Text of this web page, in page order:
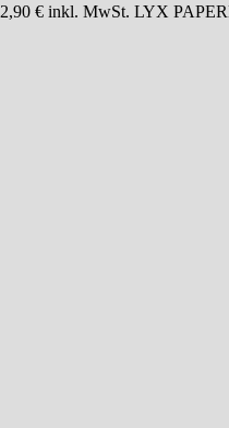
€ inkl. MwSt. LYX